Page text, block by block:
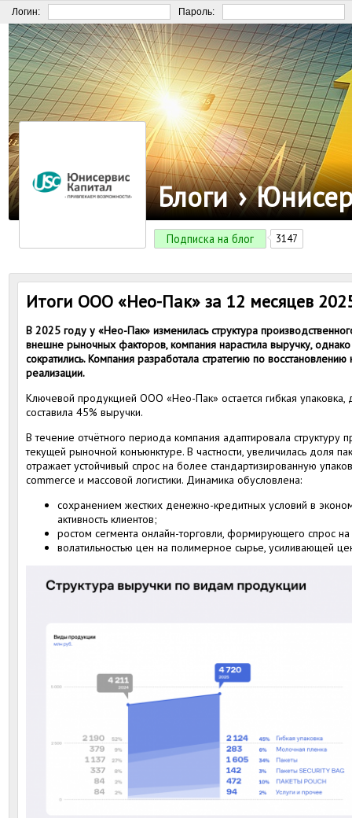
Логин: Пароль:
Блоги ›
Подписка на блог 3147
Итоги ООО «Нео-Пак» за 12 месяцев
В 2025 году у «Нео-Пак» изменилась структура
внешне рыночных факторов, компания нарастила выручку,
сократились. Компания разработала стратегию по
реализации.
Ключевой продукцией ООО «Нео-Пак» остается гибкая упаковка,
составила 45% выручки.
В течение отчётного периода компания адаптировала структуру
текущей рыночной конъюнктуре. В частности, увеличилась доля
отражает устойчивый спрос на более стандартизированную
commerce и массовой логистики. Динамика обусловлена:
сохранением жестких денежно-кредитных условий в
активность клиентов;
ростом сегмента онлайн-торговли, формирующего спрос
волатильностью цен на полимерное сырье, усиливающей